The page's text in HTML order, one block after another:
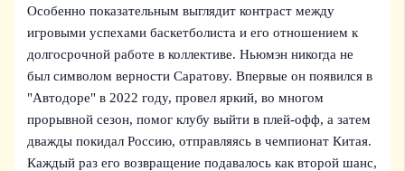
Особенно показательным выглядит контраст между
игровыми успехами баскетболиста и его отношением к
долгосрочной работе в коллективе. Ньюмэн никогда не
был символом верности Саратову. Впервые он появился в
"Автодоре" в 2022 году, провел яркий, во многом
прорывной сезон, помог клубу выйти в плей-офф, а затем
дважды покидал Россию, отправляясь в чемпионат Китая.
Каждый раз его возвращение подавалось как второй шанс,